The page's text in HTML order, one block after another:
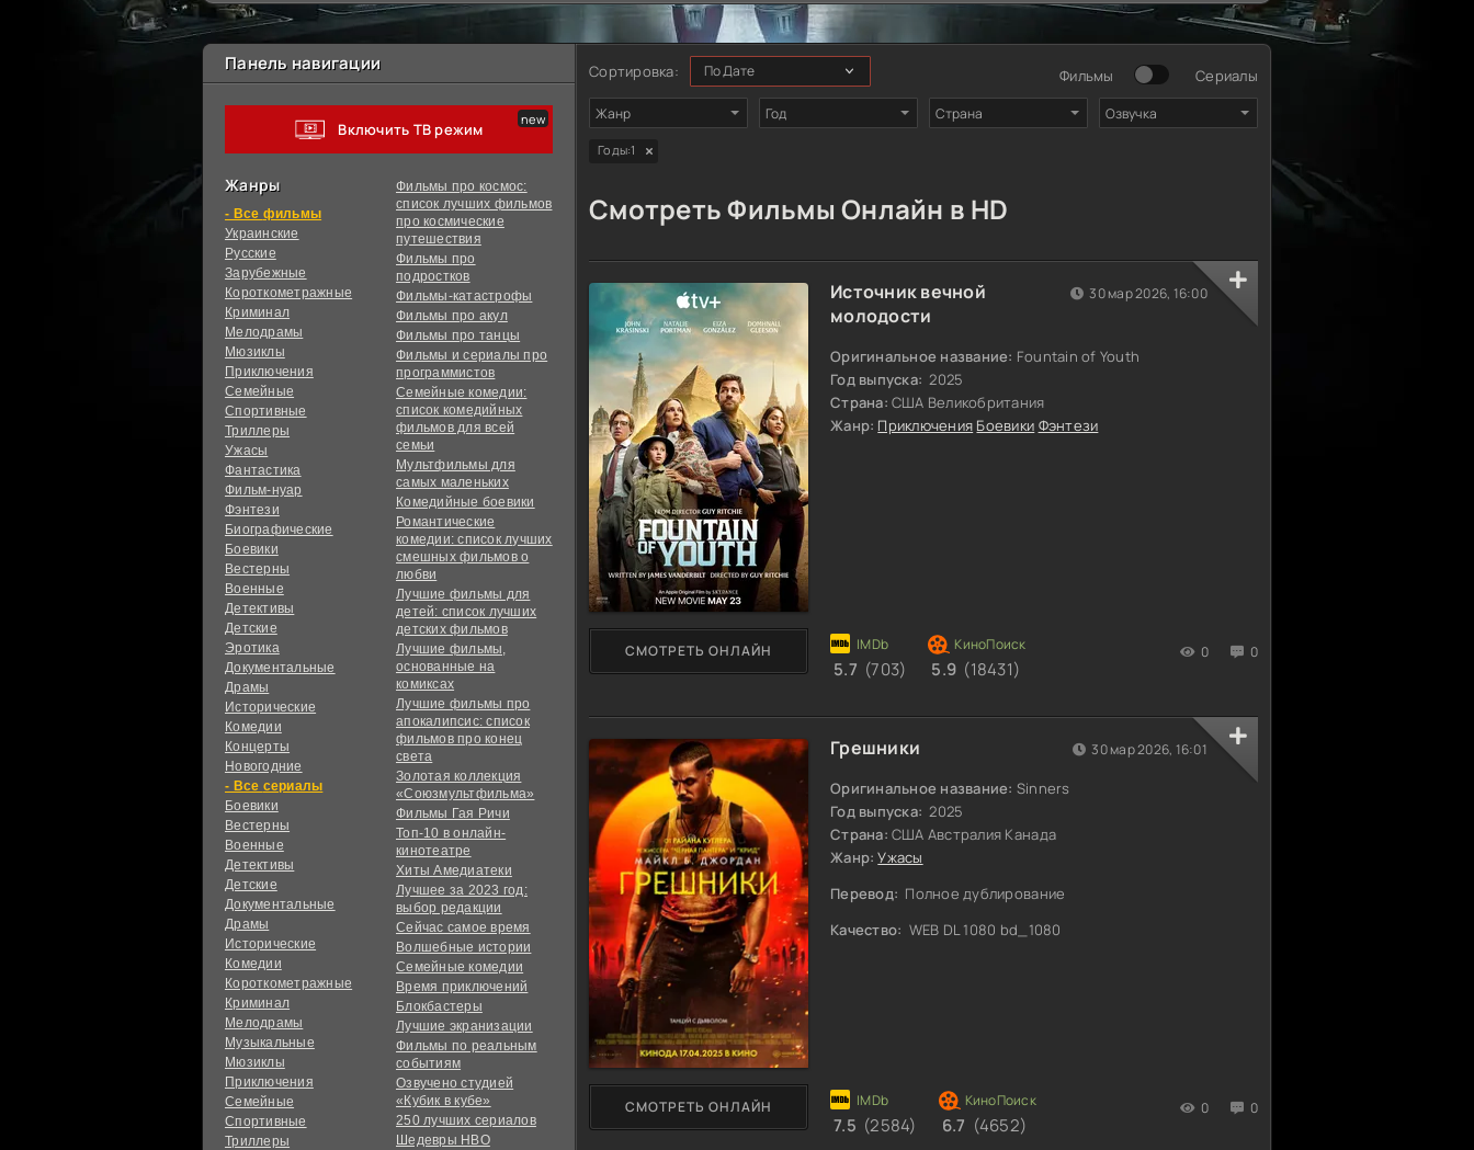
Панель навигации
Включить ТВ режим
Жанры
фильмы
Украинcкие
Русские
Зарубежные
Короткометражные
Криминал
Мелодрамы
Мюзиклы
Приключения
Семейные
Спортивные
Триллеры
Ужасы
Фантастика
Фильм-нуар
Фэнтези
Биографические
Боевики
Вестерны
Военные
Детективы
Детские
Эротика
Документальные
Драмы
Исторические
Комедии
Концерты
Новогодние
сериалы
Боевики
Вестерны
Военные
Детективы
Детские
Документальные
Драмы
Исторические
Комедии
Короткометражные
Криминал
Мелодрамы
Музыкальные
Мюзиклы
Приключения
Семейные
Спортивные
Триллеры
Фильмы про космос:
список лучших фильмов
про космические
путешествия
Фильмы про
подростков
Фильмы-катастрофы
Фильмы про акул
Фильмы про танцы
Фильмы и сериалы про
программистов
Семейные комедии:
список комедийных
фильмов для всей
семьи
Мультфильмы для
самых маленьких
Комедийные боевики
Романтические
комедии: список лучших
смешных фильмов о
любви
Лучшие фильмы для
детей: список лучших
детских фильмов
Лучшие фильмы,
основанные на
комиксах
Лучшие фильмы про
апокалипсис: список
фильмов про конец
света
Золотая коллекция
«Союзмультфильма»
Фильмы Гая Ричи
Топ-10 в онлайн-
кинотеатре
Хиты Амедиатеки
Лучшее за 2023 год:
выбор редакции
Сейчас самое время
Волшебные истории
Семейные комедии
Время приключений
Блокбастеры
Лучшие экранизации
Фильмы по реальным
событиям
Озвучено студией
«Кубик в кубе»
250 лучших сериалов
Шедевры HBO
Сортировка: Фильмы Сериалы
Жанр Год Страна Озвучка
Годы:1
Смотреть Фильмы Онлайн в HD
Источник вечной
молодости
Оригинальное название: Fountain of Youth
Год выпуска: 2025
Страна: США Великобритания
Жанр: Приключения Боевики Фэнтези
СМОТРЕТЬ ОНЛАЙН
5.7 (703) 5.9 (18431)
0 0
30 мар 2026, 16:00
Грешники
Оригинальное название: Sinners
Год выпуска: 2025
Страна: США Австралия Канада
Жанр: Ужасы
Перевод: Полное дублирование
Качество: WEB DL 1080 bd_1080
СМОТРЕТЬ ОНЛАЙН
7.5 (2584) 6.7 (4652)
0 0
30 мар 2026, 16:01